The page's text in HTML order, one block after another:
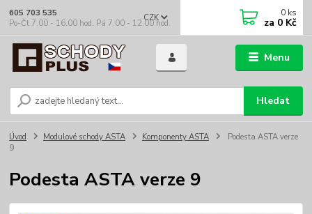
Menu
CZK
Hledat
605 703 535
Po-Čt 7.00 - 16.00 hod. Pá 7.00 - 12.00 hod.
0 ks
za 0 Kč
Úvod Modulové schody ASTA Komponenty ASTA
Podesta ASTA verze
9
Podesta ASTA verze 9